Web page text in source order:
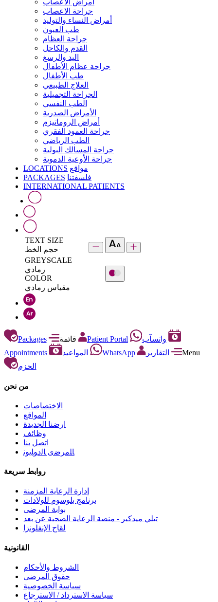
جراحة الاعصاب
أمراض النساء والتوليد
طب العيون
جراحة العظام
القدم والكاحل
اليد والرسغ
جراحة عظام الأطفال
طب الأطفال
العلاج الطبيعي
الجراحة التجميلية
الطب النفسي
الأمراض الصدرية
أمراض الروماتيزم
جراحة العمود الفقري
الطب الرياضي
جراحة المسالك البولية
جراحة الأوعية الدموية
LOCATIONS مواقع
PACKAGES فلسفتنا
INTERNATIONAL PATIENTS
TEXT SIZE
حجم الخط
GREYSCALE
رمادي
COLOR
مقياس رمادي
Packages Patient Portal
واتسآب
Appointments
المواعيد WhatsApp التقارير
Menu
الحزم
من نحن
الاختصاصات
المواقع
ارضنا الجديدة
وظائف
اتصل بنا
ﺎﻠﻣﺮﺿﻯ ﺎﻟﺩﻮﻠﻳﻮﻧ
روابط سريعة
إدارة الرعاية المزمنة
برنامج بلوسوم للولادات
بوابة المرضى
تيلي ميدكير - منصة الرعاية الصحية عن بعد
لقاح الإنفلونزا
القانونية
الشروط والأحكام
حقوق المرضى
سياسة الخصوصية
سياسة الاسترداد / الاسترجاع